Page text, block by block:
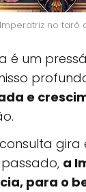
no tarô
é um
e
a
para o